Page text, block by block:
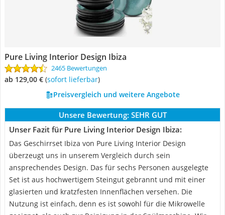
Pure Living Interior Design Ibiza
2465 Bewertungen
ab 129,00 € ( Sofort lieferbar)
Preisvergleich und weitere Angebote
Unsere Bewertung: SEHR GUT
Unser Fazit für Pure Living Interior Design Ibiza:
Das Geschirrset Ibiza von Pure Living Interior Design
überzeugt uns in unserem Vergleich durch sein
ansprechendes Design. Das für sechs Personen ausgelegte
Set ist aus hochwertigem Steingut gebrannt und mit einer
glasierten und kratzfesten Innenflächen versehen. Die
Nutzung ist einfach, denn es ist sowohl für die Mikrowelle